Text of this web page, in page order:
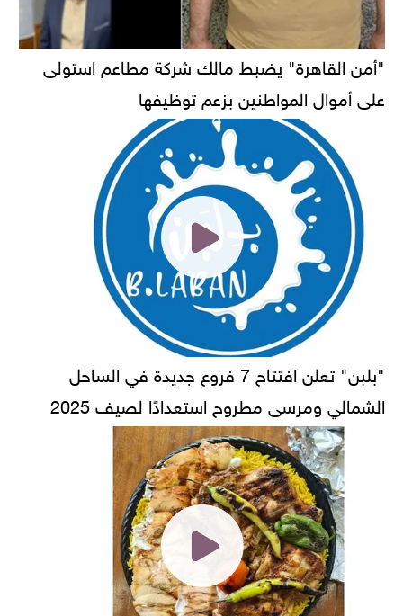
"أمن القاهرة" يضبط مالك شركة مطاعم استولى
على أموال المواطنين بزعم توظيفها
"بلبن" تعلن افتتاح 7 فروع جديدة في الساحل
الشمالي ومرسى مطروح استعدادًا لصيف 2025